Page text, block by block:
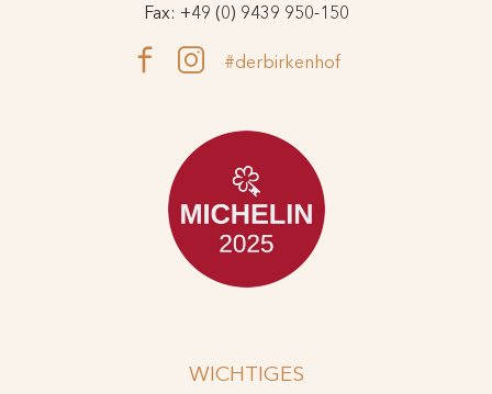
Fax: +49 (0) 9439 950-150
#derbirkenhof
WICHTIGES